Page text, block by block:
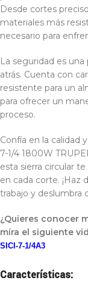
Desde cortes
materiales más
necesario para
La seguridad es una
atrás. Cuenta con
resistente para un
para ofrecer un
proceso.
Confía en la calidad
7-1/4 1800W
esta sierra circular
en cada corte. ¡Haz
trabajo y deslumbra
¿Quieres conocer
míra el siguiente
SICI-7-1/4A3
Características: